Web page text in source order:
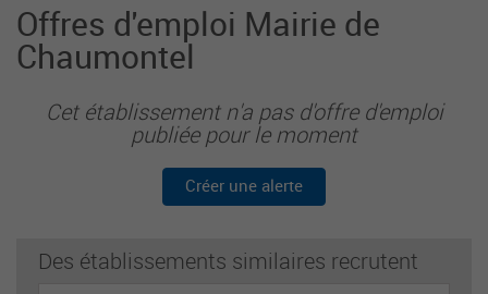
Offres d'emploi Mairie de
Chaumontel
Cet établissement n'a pas d'offre d'emploi
publiée pour le moment
Créer une alerte
Des établissements similaires recrutent